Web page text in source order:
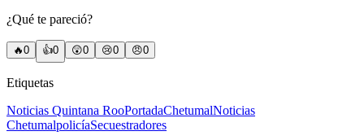
¿Qué te pareció?
🔥0 👍0 😲0 😢0 😠0
Etiquetas
Noticias Quintana RooPortadaChetumalNoticias
ChetumalpolicíaSecuestradores